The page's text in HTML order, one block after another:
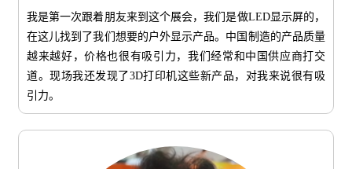
我是第一次跟着朋友来到这个展会，我们是做LED显示屏的，
在这儿找到了我们想要的户外显示产品。中国制造的产品质量
越来越好，价格也很有吸引力，我们经常和中国供应商打交
道。现场我还发现了3D打印机这些新产品，对我来说很有吸
引力。